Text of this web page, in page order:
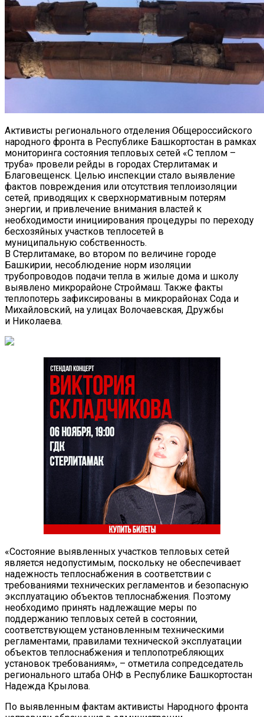
Активисты регионального отделения Общероссийского
народного фронта в Республике Башкортостан в рамках
мониторинга состояния тепловых сетей «С теплом –
труба» провели рейды в городах Стерлитамак и
Благовещенск. Целью инспекции стало выявление
фактов повреждения или отсутствия теплоизоляции
сетей, приводящих к сверхнормативным потерям
энергии, и привлечение внимания властей к
необходимости инициирования процедуры по переходу
бесхозяйных участков теплосетей в
муниципальную собственность.
В Стерлитамаке, во втором по величине городе
Башкирии, несоблюдение норм изоляции
трубопроводов подачи тепла в жилые дома и школу
выявлено микрорайоне Строймаш. Также факты
теплопотерь зафиксированы в микрорайонах Сода и
Михайловский, на улицах Волочаевская, Дружбы
и Николаева.
«Состояние выявленных участков тепловых сетей
является недопустимым, поскольку не обеспечивает
надежность теплоснабжения в соответствии с
требованиями технических регламентов и безопасную
эксплуатацию объектов теплоснабжения. Поэтому
необходимо принять надлежащие меры по
поддержанию тепловых сетей в состоянии,
соответствующем установленным техническими
регламентами, правилами технической эксплуатации
объектов теплоснабжения и теплопотребляющих
установок требованиям», – отметила сопредседатель
регионального штаба ОНФ в Республике Башкортостан
Надежда Крылова.
По выявленным фактам активисты Народного фронта